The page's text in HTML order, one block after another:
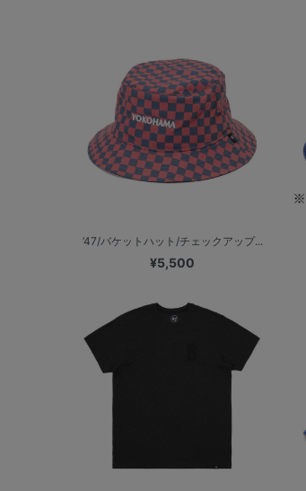
’47/バケットハット/チェックアップ...
¥5,500